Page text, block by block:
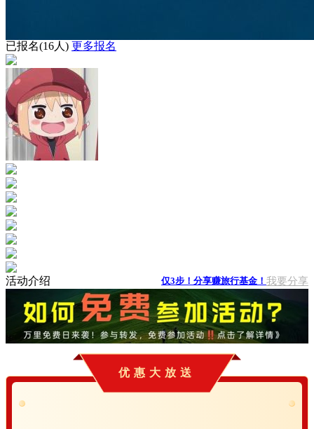
已报名(16人) 更多报名
活动介绍 我要分享
仅3步！分享赚旅行基金！
优惠大放送